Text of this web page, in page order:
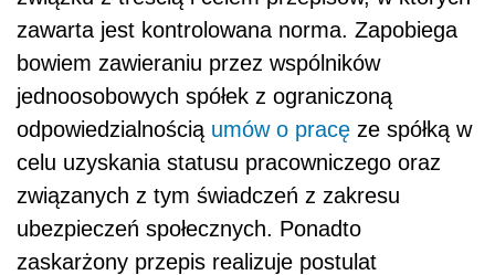
zawarta jest kontrolowana norma. Zapobiega
bowiem zawieraniu przez wspólników
jednoosobowych spółek z ograniczoną
odpowiedzialnością umów o pracę ze spółką w
celu uzyskania statusu pracowniczego oraz
związanych z tym świadczeń z zakresu
ubezpieczeń społecznych. Ponadto
zaskarżony przepis realizuje postulat